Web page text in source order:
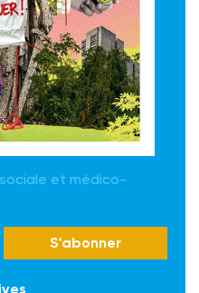
et médico-
S'abonner